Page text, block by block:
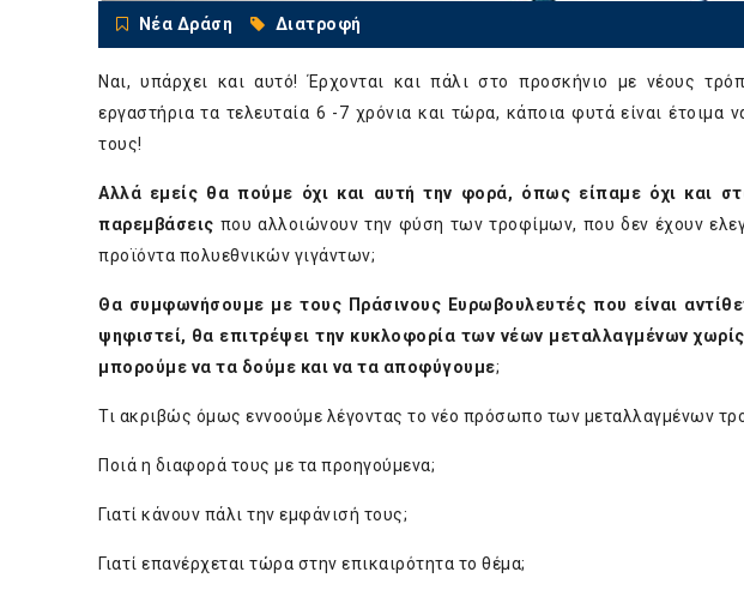
Νέα Δράση Διατροφή
Ναι, υπάρχει και αυτό! Έρχονται και πάλι στο προσκήνιο με νέους
εργαστήρια τα τελευταία 6 -7 χρόνια και τώρα, κάποια φυτά είναι έτοιμα
τους!
Αλλά εμείς θα πούμε όχι και αυτή την φορά, όπως είπαμε όχι και
παρεμβάσεις που αλλοιώνουν την φύση των τροφίμων, που δεν έχουν
προϊόντα πολυεθνικών γιγάντων;
Θα συμφωνήσουμε με τους Πράσινους Ευρωβουλευτές που είναι
ψηφιστεί, θα επιτρέψει την κυκλοφορία των νέων μεταλλαγμένων
μπορούμε να τα δούμε και να τα αποφύγουμε;
Τι ακριβώς όμως εννοούμε λέγοντας το νέο πρόσωπο των μεταλλαγμένων
Ποιά η διαφορά τους με τα προηγούμενα;
Γιατί κάνουν πάλι την εμφάνισή τους;
Γιατί επανέρχεται τώρα στην επικαιρότητα το θέμα;